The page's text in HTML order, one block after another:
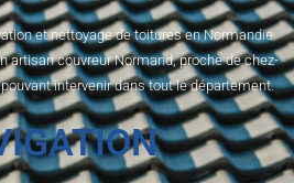
et nettoyage de toitures en Normandie
artisan couvreur Normand, proche de chez-
intervenir dans tout le département.